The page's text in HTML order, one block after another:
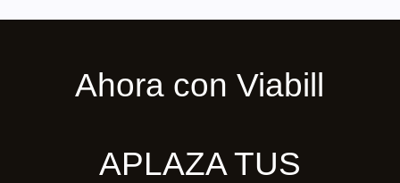
Ahora con Viabill
APLAZA TUS